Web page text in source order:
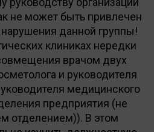
не может быть привлечен
нарушения данной группы!
клиниках нередки
врачом двух
и руководителя
медицинского
предприятия (не
отделением)). В этом